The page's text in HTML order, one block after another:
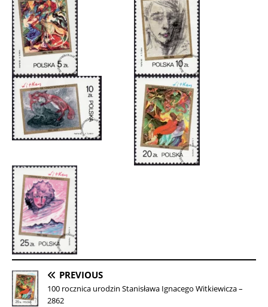
PREVIOUS
100 rocznica urodzin Stanisława Ignacego Witkiewicza –
2862